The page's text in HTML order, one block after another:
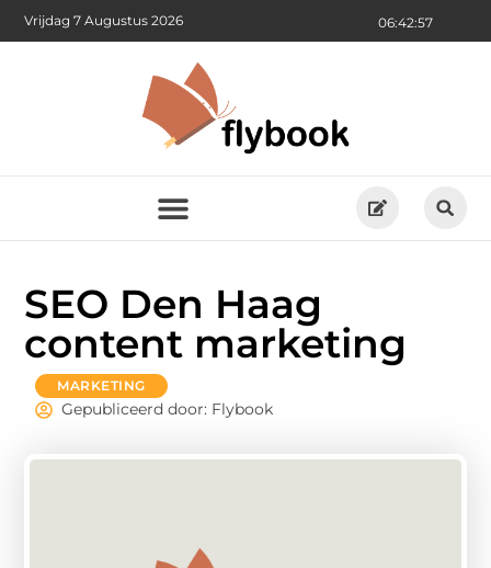
06:42:57
Vrijdag 7 Augustus 2026
SEO Den Haag
content marketing
MARKETING
Gepubliceerd door: Flybook